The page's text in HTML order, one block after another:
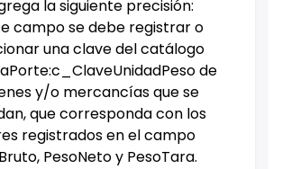
la siguiente precisión:
campo se debe registrar o
una clave del catálogo
de
y/o mercancías que se
que corresponda con los
registrados en el campo
PesoNeto y PesoTara.